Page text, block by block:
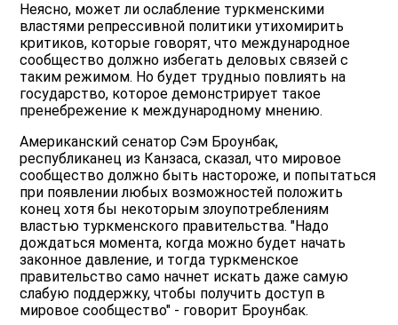
Неясно, может ли ослабление туркменскими
властями репрессивной политики утихомирить
критиков, которые говорят, что международное
сообщество должно избегать деловых связей с
таким режимом. Но будет трудныо повлиять на
государство, которое демонстрирует такое
пренебрежение к международному мнению.
Американский сенатор Сэм Броунбак,
республиканец из Канзаса, сказал, что мировое
сообщество должно быть настороже, и попытаться
при появлении любых возможностей положить
конец хотя бы некоторым злоупотреблениям
властью туркменского правительства. "Надо
дождаться момента, когда можно будет начать
законное давление, и тогда туркменское
правительство само начнет искать даже самую
слабую поддержку, чтобы получить доступ в
мировое сообщество" - говорит Броунбак.